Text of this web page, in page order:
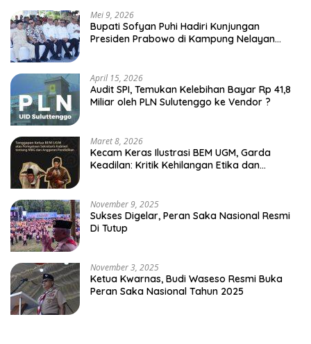
Mei 9, 2026
Bupati Sofyan Puhi Hadiri Kunjungan
Presiden Prabowo di Kampung Nelayan
April 15, 2026
Audit SPI, Temukan Kelebihan Bayar Rp 41,8
Miliar oleh PLN Sulutenggo ke Vendor ?
Maret 8, 2026
Kecam Keras Ilustrasi BEM UGM, Garda
Keadilan: Kritik Kehilangan Etika dan
November 9, 2025
Sukses Digelar, Peran Saka Nasional Resmi
Di Tutup
November 3, 2025
Ketua Kwarnas, Budi Waseso Resmi Buka
Peran Saka Nasional Tahun 2025